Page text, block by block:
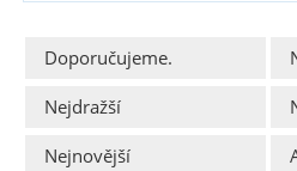
Doporučujeme.
Nejdražší
Nejnovější